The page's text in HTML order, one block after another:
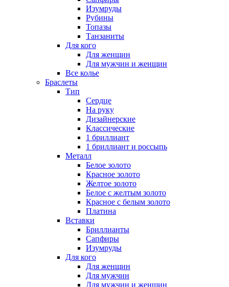
Изумруды
Рубины
Топазы
Танзаниты
Для кого
Для женщин
Для мужчин и женщин
Все колье
Браслеты
Тип
Сердце
На руку
Дизайнерские
Классические
1 бриллиант
1 бриллиант и россыпь
Металл
Белое золото
Красное золото
Желтое золото
Белое с желтым золото
Красное с белым золото
Платина
Вставки
Бриллианты
Сапфиры
Изумруды
Для кого
Для женщин
Для мужчин
Для мужчин и женщин